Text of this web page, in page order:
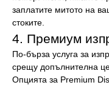
заплатите митото на
стоките.
4. Премиум
По-бърза услуга за
срещу допълнителна
Опцията за Premium